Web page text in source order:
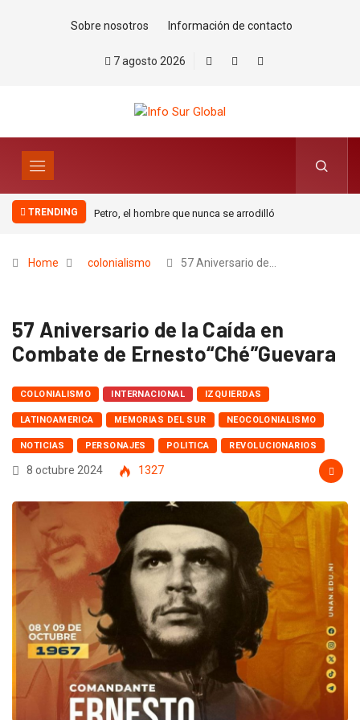
Sobre nosotros Información de contacto
7 agosto 2026
TRENDING Petro, el hombre que nunca se arrodilló
Home colonialismo 57 Aniversario de…
57 Aniversario de la Caída en
Combate de Ernesto“Ché”Guevara
COLONIALISMO INTERNACIONAL IZQUIERDAS
LATINOAMERICA MEMORIAS DEL SUR NEOCOLONIALISMO
NOTICIAS PERSONAJES POLITICA REVOLUCIONARIOS
8 octubre 2024 1327